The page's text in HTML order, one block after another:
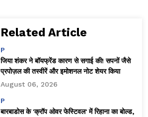
Related Article
P
जिया शंकर ने बॉयफ्रेंड कारण से सगाई की! सपनों जैसे
प्रपोज़ल की तस्वीरें और इमोशनल नोट शेयर किया
August 06, 2026
P
बारबाडोस के 'क्रॉप ओवर फेस्टिवल' में रिहाना का बोल्ड,